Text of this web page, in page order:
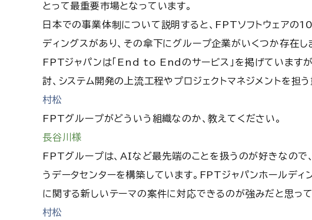
とって最重要市場となっています。
日本での事業体制について説明すると、FPTソフトウェア
ディングスがあり、その傘下にグループ企業がいくつか存在
FPTジャパンは「End to Endのサービス」を掲げていますが
討、システム開発の上流工程やプロジェクトマネジメントを担
村松
FPTグループがどういう組織なのか、教えてください。
長谷川様
FPTグループは、AIなど最先端のことを扱うのが好きなの
うデータセンターを構築しています。FPTジャパンホールデ
に関する新しいテーマの案件に対応できるのが強みだと思って
村松